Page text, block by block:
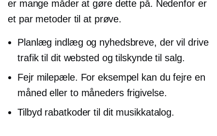
er mange måder at gøre dette på. Nedenfor er
et par metoder til at prøve.
Planlæg indlæg og nyhedsbreve, der vil drive
trafik til dit websted og tilskynde til salg.
Fejr milepæle. For eksempel kan du fejre en
måned eller to måneders frigivelse.
Tilbyd rabatkoder til dit musikkatalog.